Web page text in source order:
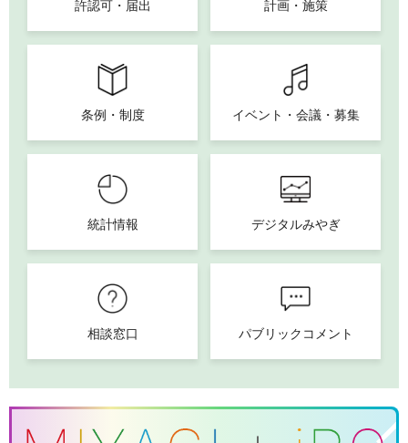
許認可・届出 計画・施策
条例・制度 イベント・会議・募集
統計情報 デジタルみやぎ
相談窓口 パブリックコメント